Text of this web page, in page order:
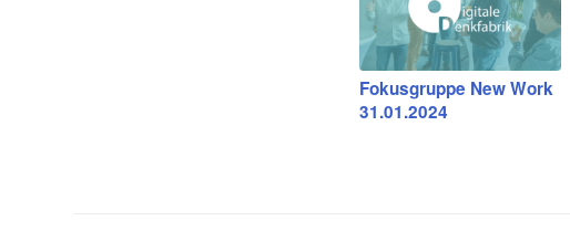
Fokusgruppe New Work
31.01.2024